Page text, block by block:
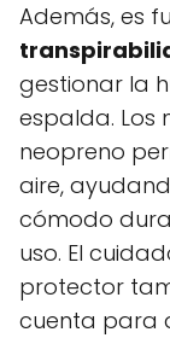
Además, es
gestionar la
espalda. Los
neopreno
aire,
cómodo
uso. El
protector
cuenta para